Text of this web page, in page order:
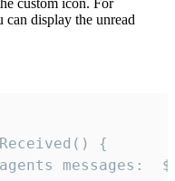
display the unread
{